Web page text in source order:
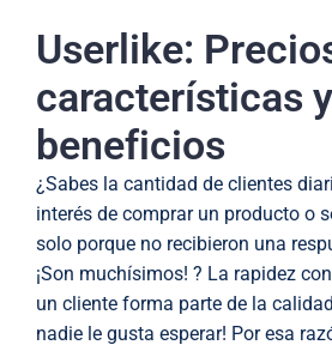
Userlike:
características y
beneficios
¿Sabes la cantidad de clientes
interés de comprar un producto o
solo porque no recibieron una
¡Son muchísimos! ? La rapidez
un cliente forma parte de la
nadie le gusta esperar! Por esa